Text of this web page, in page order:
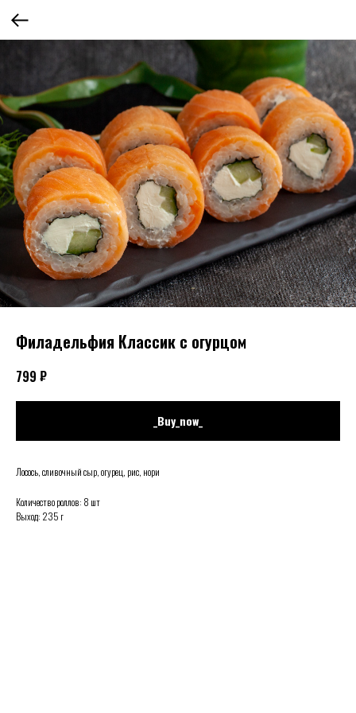
Филадельфия Классик с огурцом
799 ₽
_Buy_now_
Лосось, сливочный сыр, огурец, рис, нори
Количество роллов: 8 шт
Выход: 235 г